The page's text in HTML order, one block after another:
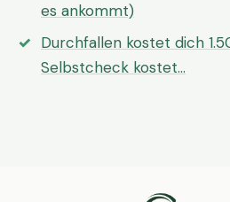
es ankommt)
Durchfallen kostet dich
Selbstcheck kostet…